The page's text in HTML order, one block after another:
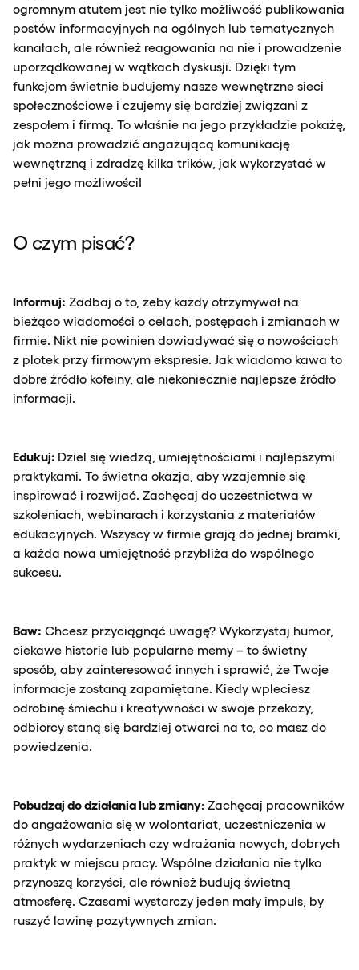
ogromnym atutem jest nie tylko możliwość publikowania
postów informacyjnych na ogólnych lub tematycznych
kanałach, ale również reagowania na nie i prowadzenie
uporządkowanej w wątkach dyskusji. Dzięki tym
funkcjom świetnie budujemy nasze wewnętrzne sieci
społecznościowe i czujemy się bardziej związani z
zespołem i firmą. To właśnie na jego przykładzie pokażę,
jak można prowadzić angażującą komunikację
wewnętrzną i zdradzę kilka trików, jak wykorzystać w
pełni jego możliwości!
O czym pisać?
Informuj: Zadbaj o to, żeby każdy otrzymywał na
bieżąco wiadomości o celach, postępach i zmianach w
firmie. Nikt nie powinien dowiadywać się o nowościach
z plotek przy firmowym ekspresie. Jak wiadomo kawa to
dobre źródło kofeiny, ale niekoniecznie najlepsze źródło
informacji.
Edukuj: Dziel się wiedzą, umiejętnościami i najlepszymi
praktykami. To świetna okazja, aby wzajemnie się
inspirować i rozwijać. Zachęcaj do uczestnictwa w
szkoleniach, webinarach i korzystania z materiałów
edukacyjnych. Wszyscy w firmie grają do jednej bramki,
a każda nowa umiejętność przybliża do wspólnego
sukcesu.
Baw: Chcesz przyciągnąć uwagę? Wykorzystaj humor,
ciekawe historie lub popularne memy – to świetny
sposób, aby zainteresować innych i sprawić, że Twoje
informacje zostaną zapamiętane. Kiedy wpleciesz
odrobinę śmiechu i kreatywności w swoje przekazy,
odbiorcy staną się bardziej otwarci na to, co masz do
powiedzenia.
Pobudzaj do działania lub zmiany: Zachęcaj pracowników
do angażowania się w wolontariat, uczestniczenia w
różnych wydarzeniach czy wdrażania nowych, dobrych
praktyk w miejscu pracy. Wspólne działania nie tylko
przynoszą korzyści, ale również budują świetną
atmosferę. Czasami wystarczy jeden mały impuls, by
ruszyć lawinę pozytywnych zmian.